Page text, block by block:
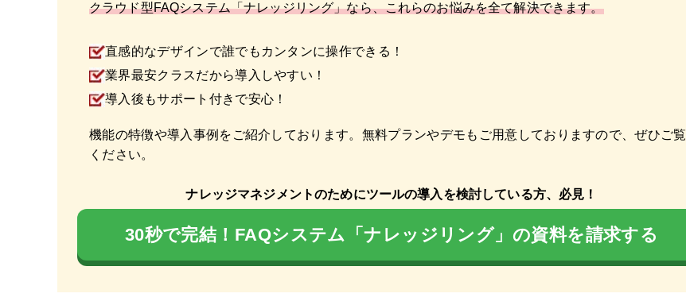
クラウド型FAQシステム「ナレッジリング」なら、これらのお悩みを全て解決できます。
直感的なデザインで誰でもカンタンに操作できる！
業界最安クラスだから導入しやすい！
導入後もサポート付きで安心！
機能の特徴や導入事例をご紹介しております。無料プランやデモもご用意しておりますので、ぜひご覧
ください。
ナレッジマネジメントのためにツールの導入を検討している方、必見！
30秒で完結！FAQシステム「ナレッジリング」の資料を請求する